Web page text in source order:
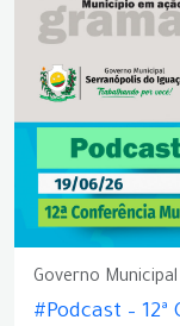
Governo Municipal
#Podcast –